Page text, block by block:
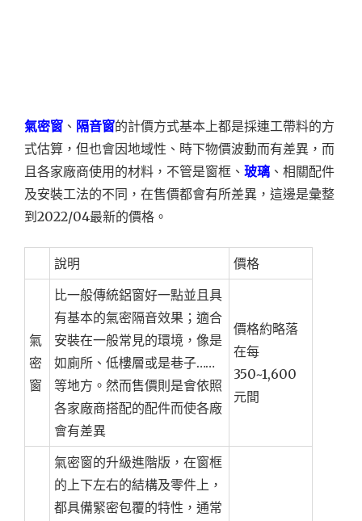
氣密窗 、 隔音窗的計價方式基本上都是採連工帶料的方
式估算，但也會因地域性、時下物價波動而有差異，而
且各家廠商使用的材料，不管是窗框、 玻璃 、相關配件
及安裝工法的不同，在售價都會有所差異，這邊是彙整
到2022/04最新的價格。
說明 價格
氣
密
窗
比一般傳統鋁窗好一點並且具
有基本的氣密隔音效果；適合
安裝在一般常見的環境，像是
如廁所、低樓層或是巷子……
等地方。然而售價則是會依照
各家廠商搭配的配件而使各廠
會有差異
價格約略落
在每
350~1,600
元間
氣密窗的升級進階版，在窗框
的上下左右的結構及零件上，
都具備緊密包覆的特性，通常